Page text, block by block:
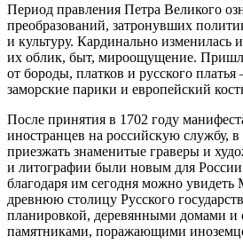
Период правления Петра Великого
преобразований, затронувших
и культуру. Кардинально изменилась
их облик, быт, мироощущение.
от бороды, платков и русского
заморские парики и европейский
После принятия в 1702 году
иностранцев на российскую службу,
приезжать знаменитые граверы и
и литографии были новым для
благодаря им сегодня можно
древнюю столицу Русского
планировкой, деревянными домами и
памятниками, поражающими